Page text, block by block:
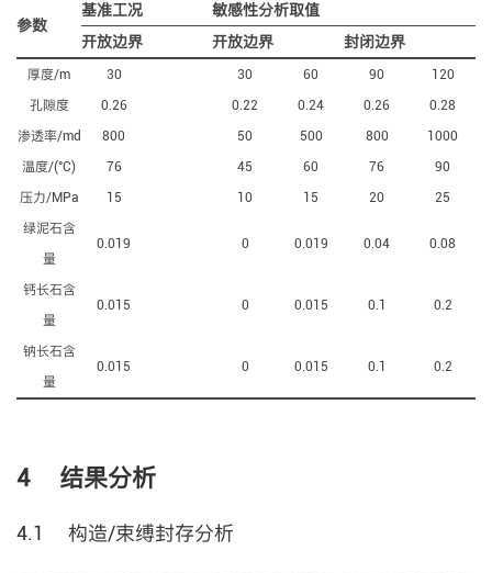
参数
基准工况
敏感性分析取值
开放边界
开放边界 封闭边界
厚度/m 30 30 60 90
120
孔隙度
0.26 0.22 0.24 0.26
0.28
渗透率/md
800 50 500 800
1000
温度/(°C)
76 45 60 76
90
压力/MPa
15 10 15 20
25
绿泥石含
量
0.019 0 0.019 0.04 0.08
钙长石含
量
0.015 0 0.015 0.1 0.2
钠长石含
量
0.015 0 0.015 0.1 0.2
4 结果分析
4.1 构造/束缚封存分析